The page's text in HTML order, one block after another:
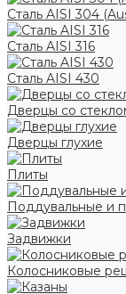
Сталь AISI 304
Сталь AISI 316
Сталь AISI 430
Дверцы со
Дверцы глухие
Плиты
Поддувальные и
Задвижки
Колосниковые